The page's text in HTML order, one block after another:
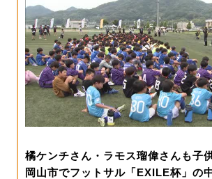
橘ケンチさん・ラモス瑠偉さんも子
岡山市でフットサル「EXILE杯」の